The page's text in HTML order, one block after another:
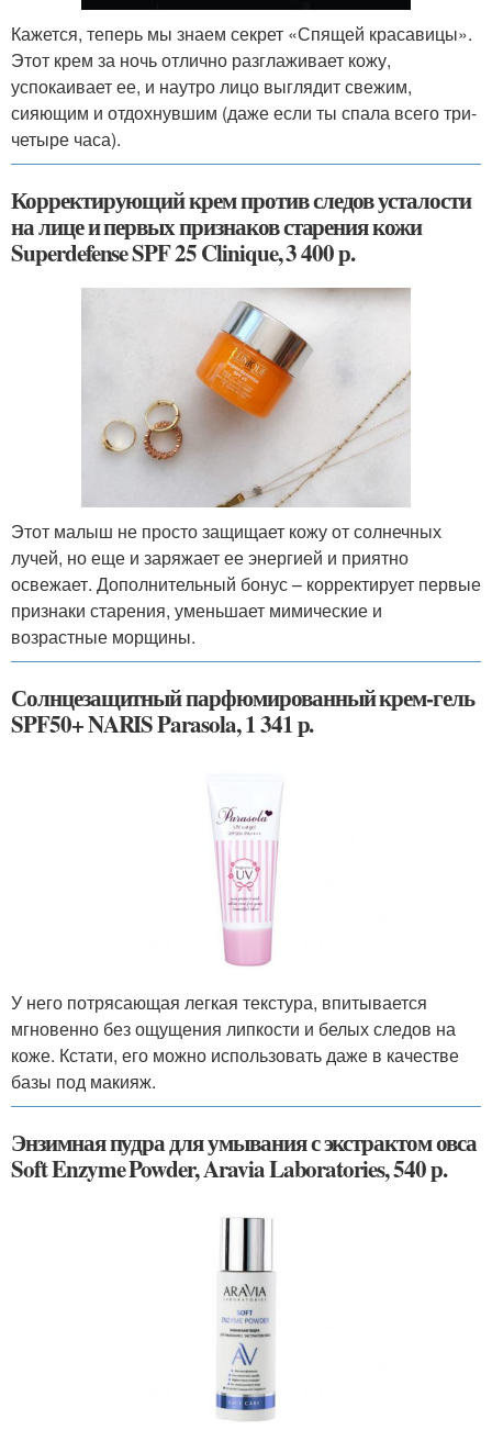
Кажется, теперь мы знаем секрет «Спящей красавицы».
Этот крем за ночь отлично разглаживает кожу,
успокаивает ее, и наутро лицо выглядит свежим,
сияющим и отдохнувшим (даже если ты спала всего три-
четыре часа).
Корректирующий крем против следов усталости
на лице и первых признаков старения кожи
Superdefense SPF 25 Clinique, 3 400 р.
Этот малыш не просто защищает кожу от солнечных
лучей, но еще и заряжает ее энергией и приятно
освежает. Дополнительный бонус – корректирует первые
признаки старения, уменьшает мимические и
возрастные морщины.
Солнцезащитный парфюмированный крем-гель
SPF50+ NARIS Parasola, 1 341 р.
У него потрясающая легкая текстура, впитывается
мгновенно без ощущения липкости и белых следов на
коже. Кстати, его можно использовать даже в качестве
базы под макияж.
Энзимная пудра для умывания с экстрактом овса
Soft Enzyme Powder, Aravia Laboratories, 540 р.